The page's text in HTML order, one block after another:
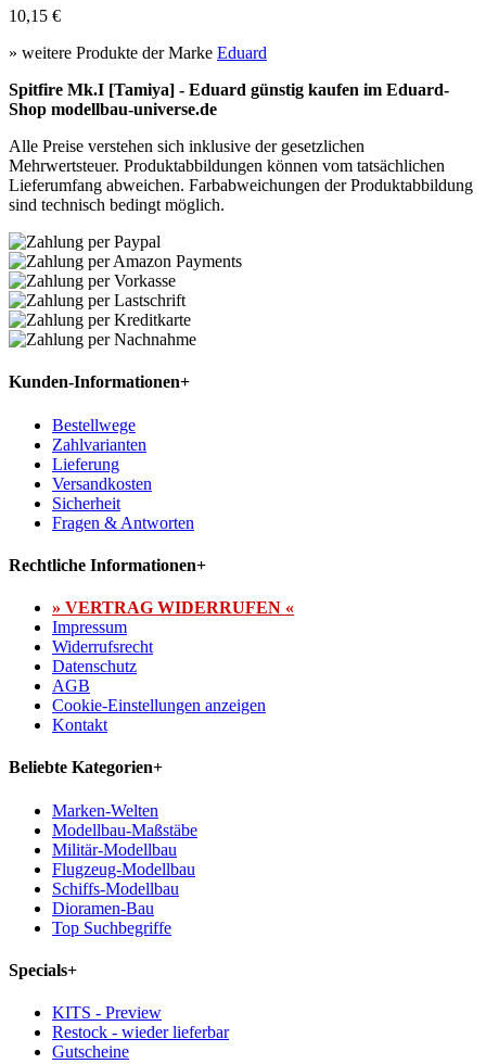
10,15 €
» weitere Produkte der Marke Eduard
Spitfire Mk.I [Tamiya] - Eduard günstig kaufen im Eduard-
Shop modellbau-universe.de
Alle Preise verstehen sich inklusive der gesetzlichen
Mehrwertsteuer. Produktabbildungen können vom tatsächlichen
Lieferumfang abweichen. Farbabweichungen der Produktabbildung
sind technisch bedingt möglich.
Kunden-Informationen+
Bestellwege
Zahlvarianten
Lieferung
Versandkosten
Sicherheit
Fragen & Antworten
Rechtliche Informationen+
» VERTRAG WIDERRUFEN «
Impressum
Widerrufsrecht
Datenschutz
AGB
Cookie-Einstellungen anzeigen
Kontakt
Beliebte Kategorien+
Marken-Welten
Modellbau-Maßstäbe
Militär-Modellbau
Flugzeug-Modellbau
Schiffs-Modellbau
Dioramen-Bau
Top Suchbegriffe
Specials+
KITS - Preview
Restock - wieder lieferbar
Gutscheine